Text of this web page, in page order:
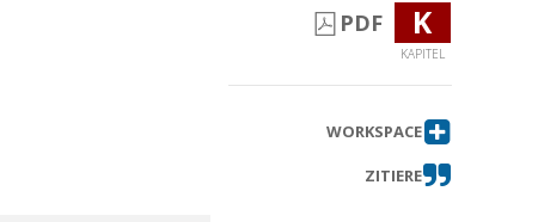
PDF K
KAPITEL
WORKSPACE
ZITIERE